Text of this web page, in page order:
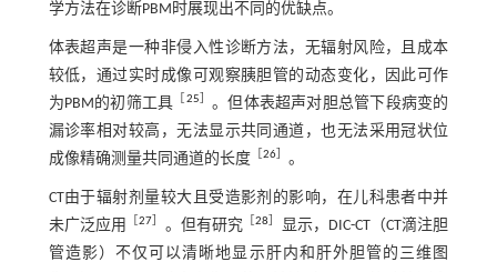
学方法在诊断PBM时展现出不同的优缺点。
体表超声是一种非侵入性诊断方法，无辐射风险，且成本
较低，通过实时成像可观察胰胆管的动态变化，因此可作
为PBM的初筛工具 ［25］ 。但体表超声对胆总管下段病变的
漏诊率相对较高，无法显示共同通道，也无法采用冠状位
成像精确测量共同通道的长度［26］ 。
CT由于辐射剂量较大且受造影剂的影响，在儿科患者中并
未广泛应用
［27］ 。但有研究 ［28］ 显示，DIC-CT（CT滴注胆
管造影）不仅可以清晰地显示肝内和肝外胆管的三维图